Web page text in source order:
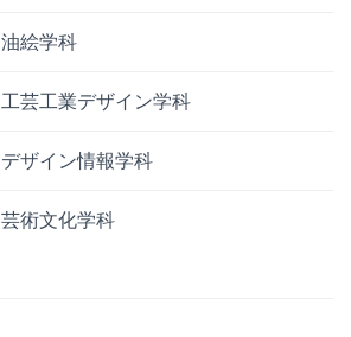
油絵学科
工芸工業デザイン学科
デザイン情報学科
芸術文化学科